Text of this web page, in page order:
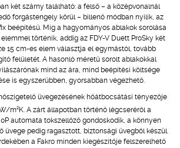
két szárny található: a felső – a középvonalnál
forgástengely körül – billenő módban nyílik, az
beépítésű. Míg a hagyományos ablakok sorolása
történik, addig az FDY-V Duett ProSky két
15 cm-es elem választja el egymástól, tovább
felületét. A hasonló méretű sorolt ablakokkal
mind az ára, mind beépítési költsége
is egyszerűbben, gyorsabban végezhető.
üvegezésének hőátbocsátási tényezője
W/m2 K. A zárt állapotban történő légcseréről a
automata tokszellőző gondoskodik, a könnyen
üvege pedig ragasztott, biztonsági üvegből készül.
a Fakro minden kiegészítője felszerelhető